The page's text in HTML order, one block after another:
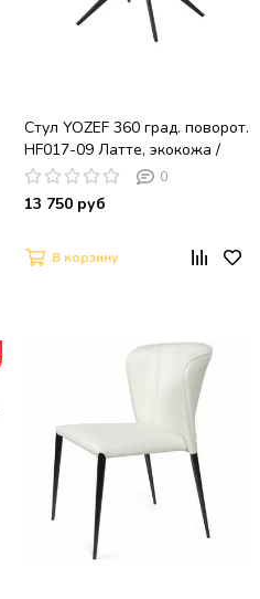
Стул YOZEF 360 град. поворот.
HF017-09 Латте, экокожа /
Черный
0
13 750 руб
В корзину